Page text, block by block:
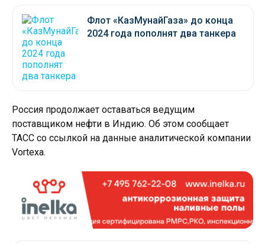
Флот «КазМунайГаза» до конца
2024 года пополнят два танкера
Россия продолжает оставаться ведущим
поставщиком нефти в Индию. Об этом сообщает
ТАСС со ссылкой на данные аналитической компании
Vortexa.